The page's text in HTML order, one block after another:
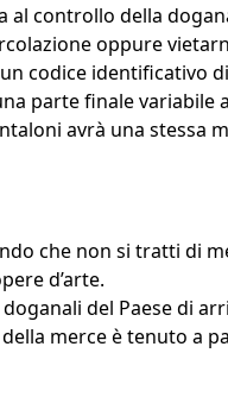
controllo della
oppure
codice identificativo
parte finale variabile
avrà una stessa
che non si tratti di
d’arte.
del Paese di
merce è tenuto a